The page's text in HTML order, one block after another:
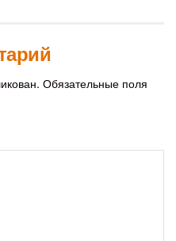
Обязательные поля